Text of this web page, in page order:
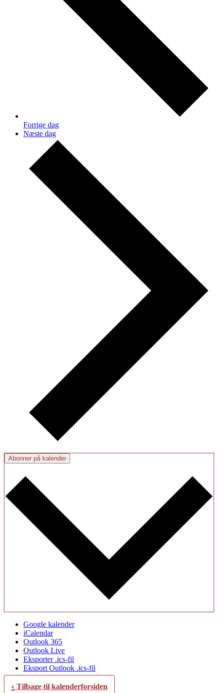
Forrige dag
Næste dag
Abonner på kalender
Google kalender
iCalendar
Outlook 365
Outlook Live
Eksporter .ics-fil
Eksport Outlook .ics-fil
‹ Tilbage til kalenderforsiden